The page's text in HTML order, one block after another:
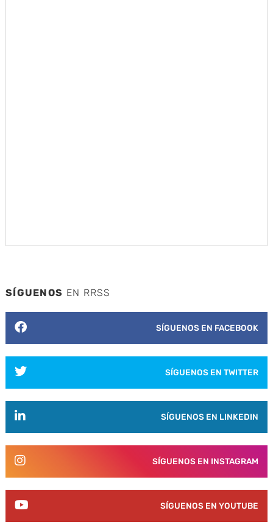
SÍGUENOS EN RRSS
SÍGUENOS EN FACEBOOK
SÍGUENOS EN TWITTER
SÍGUENOS EN LINKEDIN
SÍGUENOS EN INSTAGRAM
SÍGUENOS EN YOUTUBE